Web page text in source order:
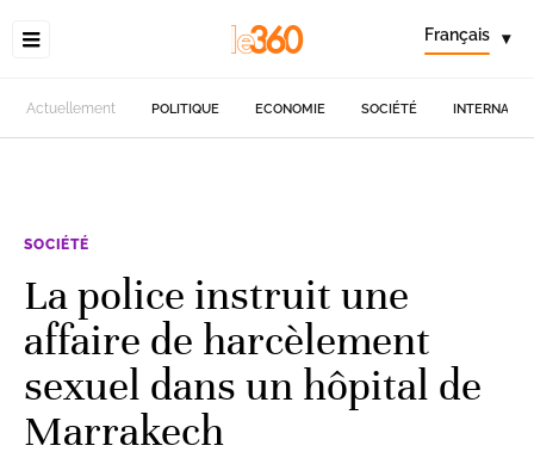
Français ▾
Actuellement POLITIQUE ECONOMIE SOCIÉTÉ
SOCIÉTÉ
La police instruit une
affaire de harcèlement
sexuel dans un hôpital de
Marrakech